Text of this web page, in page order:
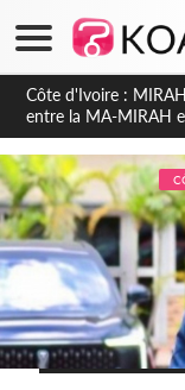
Côte d'Ivoire :
environnement